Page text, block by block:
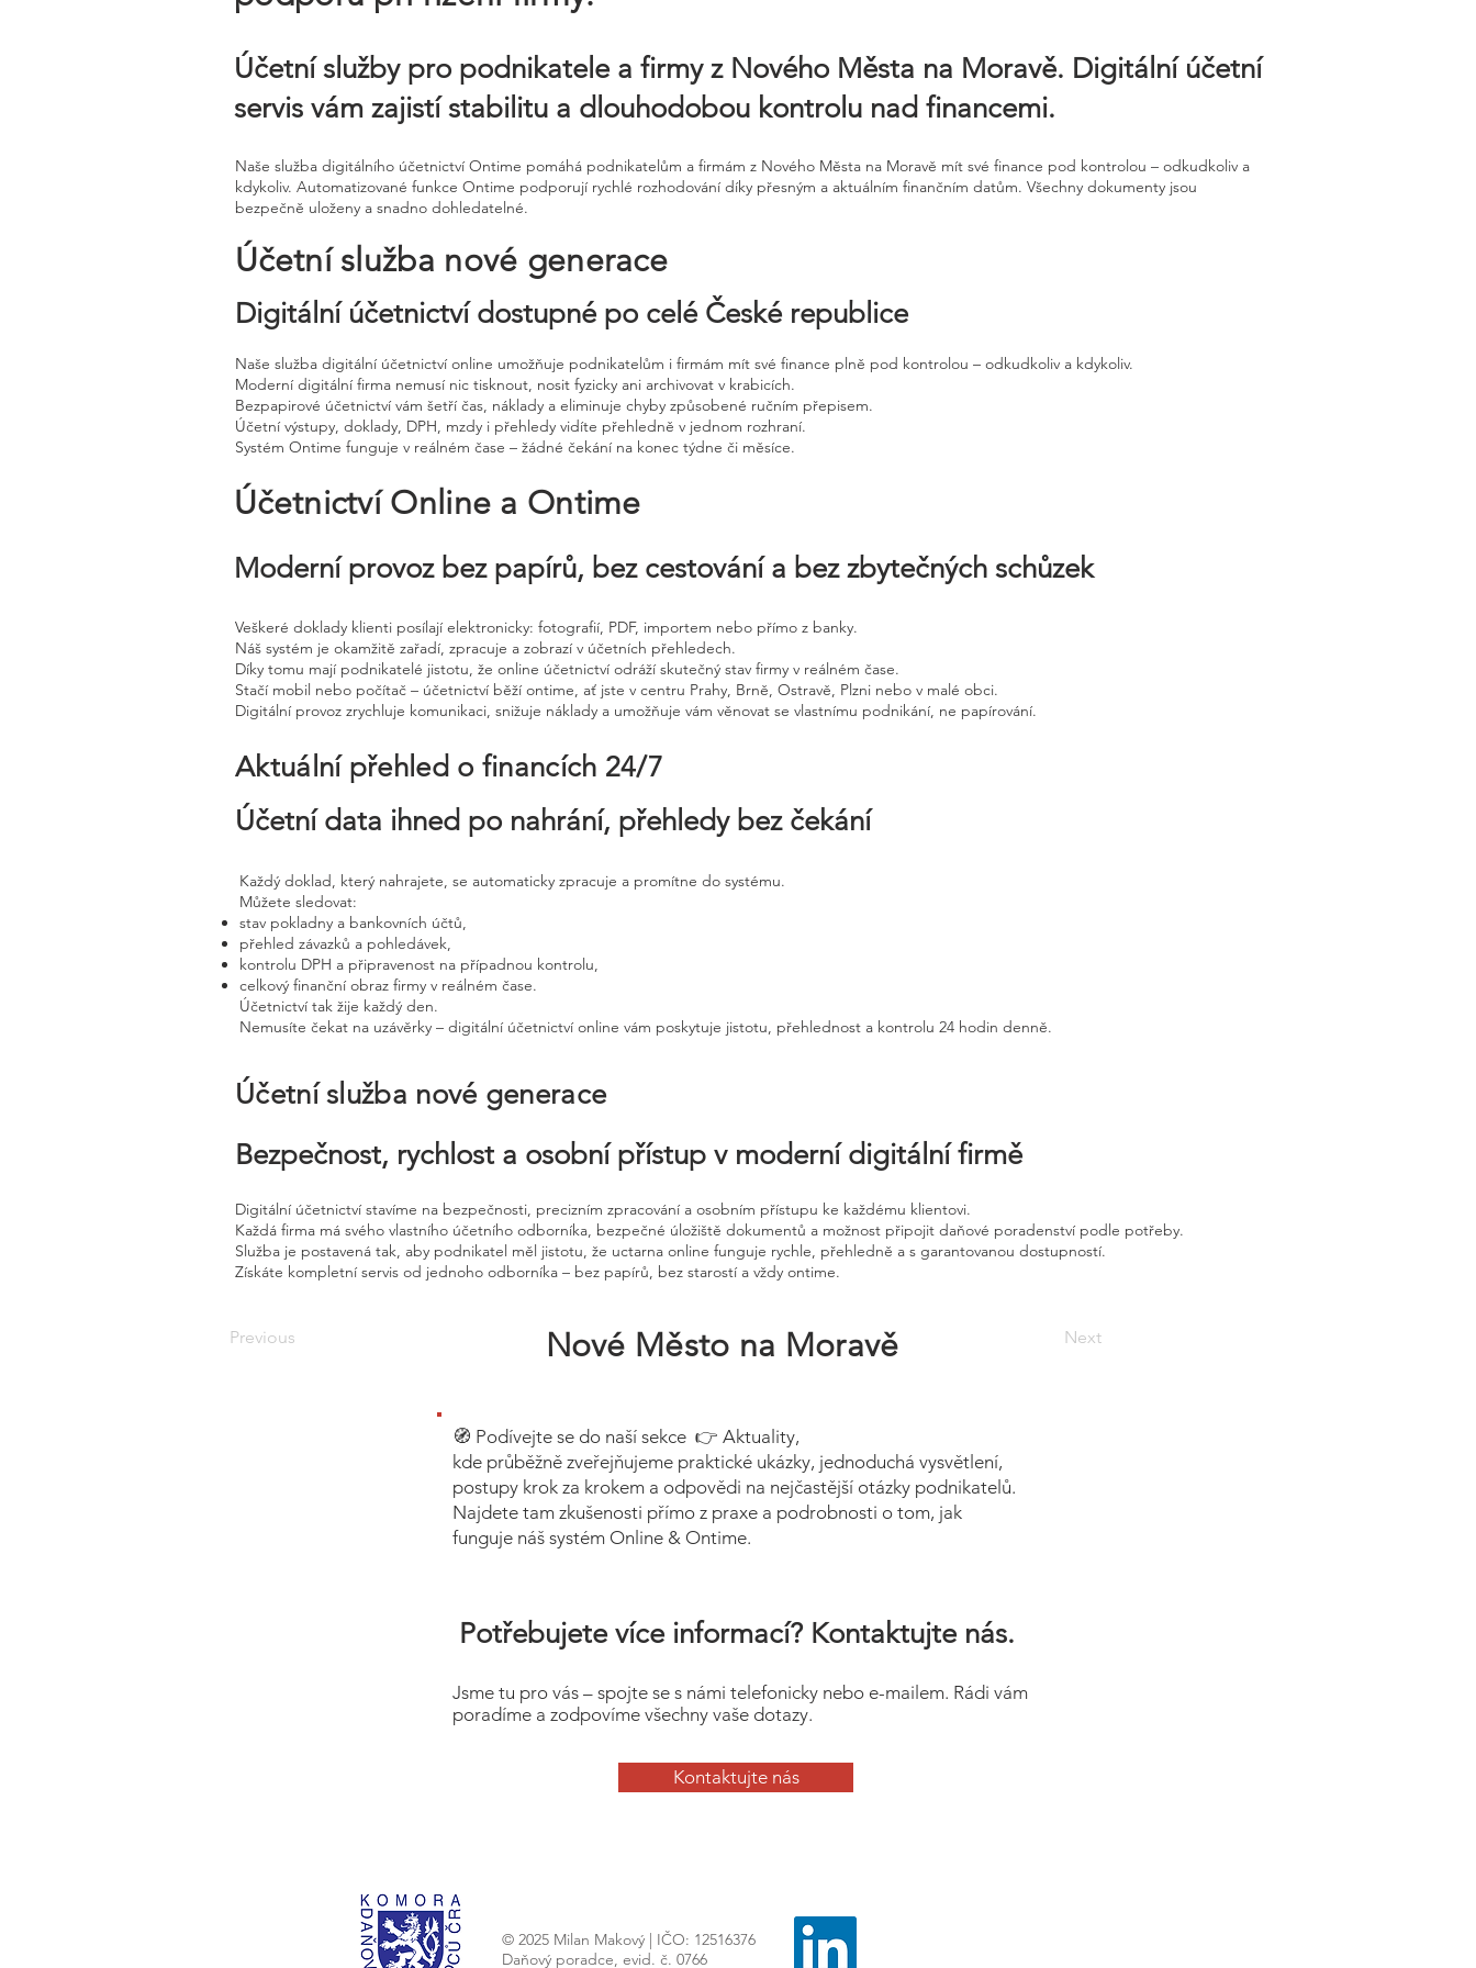
Účetní služby pro podnikatele a firmy z Nového Města na Moravě. Digitální účetní
servis vám zajistí stabilitu a dlouhodobou kontrolu nad financemi.
Naše služba digitálního účetnictví Ontime pomáhá podnikatelům a firmám z Nového Města na Moravě mít své finance pod kontrolou – odkudkoliv a
kdykoliv. Automatizované funkce Ontime podporují rychlé rozhodování díky přesným a aktuálním finančním datům. Všechny dokumenty jsou
bezpečně uloženy a snadno dohledatelné.
Účetní služba nové generace
Digitální účetnictví dostupné po celé České republice
Naše služba digitální účetnictví online umožňuje podnikatelům i firmám mít své finance plně pod kontrolou – odkudkoliv a kdykoliv.
Moderní digitální firma nemusí nic tisknout, nosit fyzicky ani archivovat v krabicích.
Bezpapirové účetnictví vám šetří čas, náklady a eliminuje chyby způsobené ručním přepisem.
Účetní výstupy, doklady, DPH, mzdy i přehledy vidíte přehledně v jednom rozhraní.
Systém Ontime funguje v reálném čase – žádné čekání na konec týdne či měsíce.
Účetnictví Online a Ontime
Moderní provoz bez papírů, bez cestování a bez zbytečných schůzek
Veškeré doklady klienti posílají elektronicky: fotografií, PDF, importem nebo přímo z banky.
Náš systém je okamžitě zařadí, zpracuje a zobrazí v účetních přehledech.
Díky tomu mají podnikatelé jistotu, že online účetnictví odráží skutečný stav firmy v reálném čase.
Stačí mobil nebo počítač – účetnictví běží ontime, ať jste v centru Prahy, Brně, Ostravě, Plzni nebo v malé obci.
Digitální provoz zrychluje komunikaci, snižuje náklady a umožňuje vám věnovat se vlastnímu podnikání, ne papírování.
Aktuální přehled o financích 24/7
Účetní data ihned po nahrání, přehledy bez čekání
Každý doklad, který nahrajete, se automaticky zpracuje a promítne do systému.
Můžete sledovat:
stav pokladny a bankovních účtů,
přehled závazků a pohledávek,
kontrolu DPH a připravenost na případnou kontrolu,
celkový finanční obraz firmy v reálném čase.
Účetnictví tak žije každý den.
Nemusíte čekat na uzávěrky – digitální účetnictví online vám poskytuje jistotu, přehlednost a kontrolu 24 hodin denně.
Účetní služba nové generace
Bezpečnost, rychlost a osobní přístup v moderní digitální firmě
Digitální účetnictví stavíme na bezpečnosti, precizním zpracování a osobním přístupu ke každému klientovi.
Každá firma má svého vlastního účetního odborníka, bezpečné úložiště dokumentů a možnost připojit daňové poradenství podle potřeby.
Služba je postavená tak, aby podnikatel měl jistotu, že uctarna online funguje rychle, přehledně a s garantovanou dostupností.
Získáte kompletní servis od jednoho odborníka – bez papírů, bez starostí a vždy ontime.
Previous Next
Nové Město na Moravě
🧭 Podívejte se do naší sekce 👉 Aktuality,
kde průběžně zveřejňujeme praktické ukázky, jednoduchá vysvětlení,
postupy krok za krokem a odpovědi na nejčastější otázky podnikatelů.
Najdete tam zkušenosti přímo z praxe a podrobnosti o tom, jak
funguje náš systém Online & Ontime.
Potřebujete více informací? Kontaktujte nás.
Jsme tu pro vás – spojte se s námi telefonicky nebo e-mailem. Rádi vám
poradíme a zodpovíme všechny vaše dotazy.
Kontaktujte nás
© 2025 Milan Makový | IČO: 12516376
Daňový poradce, evid. č. 0766